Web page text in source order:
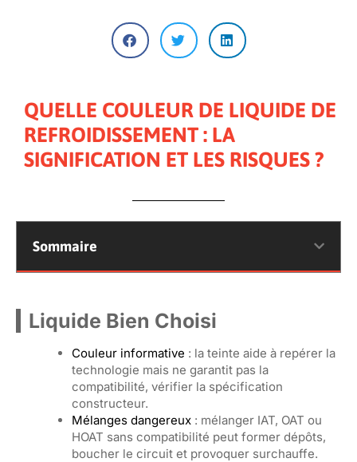
QUELLE COULEUR DE LIQUIDE DE
REFROIDISSEMENT : LA
SIGNIFICATION ET LES RISQUES ?
Sommaire
Liquide Bien Choisi
Couleur informative : la teinte aide à repérer la
technologie mais ne garantit pas la
compatibilité, vérifier la spécification
constructeur.
Mélanges dangereux : mélanger IAT, OAT ou
HOAT sans compatibilité peut former dépôts,
boucher le circuit et provoquer surchauffe.